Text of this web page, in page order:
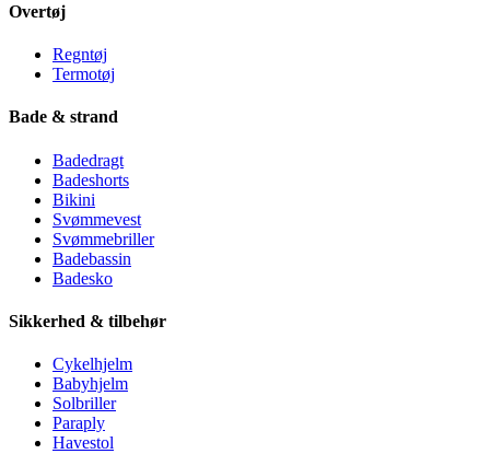
Overtøj
Regntøj
Termotøj
Bade & strand
Badedragt
Badeshorts
Bikini
Svømmevest
Svømmebriller
Badebassin
Badesko
Sikkerhed & tilbehør
Cykelhjelm
Babyhjelm
Solbriller
Paraply
Havestol